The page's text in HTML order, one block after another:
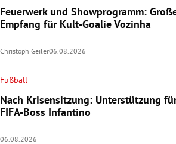
Feuerwerk und Showprogramm:
Empfang für Kult-Goalie Vozinha
Christoph Geiler06.08.2026
Fußball
Nach Krisensitzung: Unterstützung
FIFA-Boss Infantino
06.08.2026